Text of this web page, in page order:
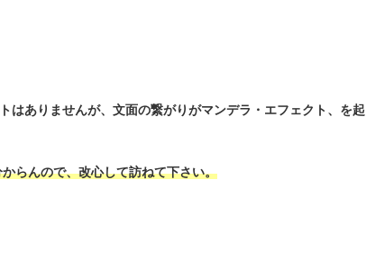
ありませんが、文面の繋がりがマンデラ・エフェクト、を起
らんので、改心して訪ねて下さい。